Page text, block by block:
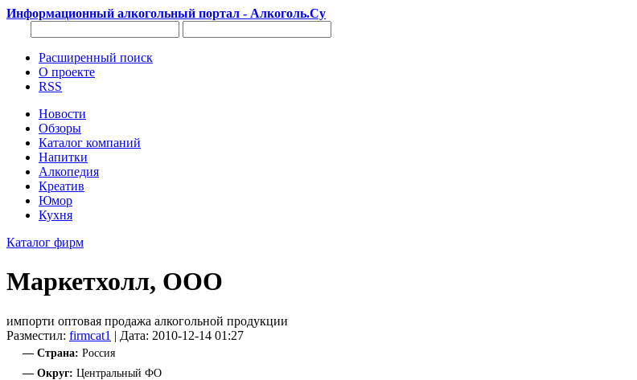
Информационный алкогольный портал - Алкоголь.Су
Расширенный поиск
О проекте
RSS
Новости
Обзоры
Каталог компаний
Напитки
Алкопедия
Креатив
Юмор
Кухня
Каталог фирм
Маркетхолл, ООО
импорти оптовая продажа алкогольной продукции
Разместил: firmcat1 | Дата: 2010-12-14 01:27
— Страна: Россия
— Округ: Центральный ФО